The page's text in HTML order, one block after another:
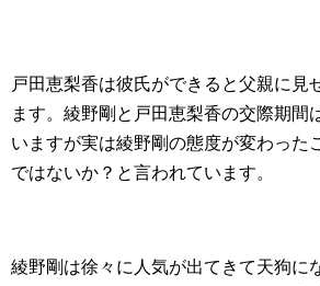
戸田恵梨香は彼氏ができると父親に見
ます。綾野剛と戸田恵梨香の交際期間
いますが実は綾野剛の態度が変わった
ではないか？と言われています。
綾野剛は徐々に人気が出てきて天狗に